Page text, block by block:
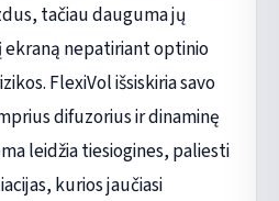
tačiau dauguma jų
ekraną nepatiriant optinio
FlexiVol išsiskiria savo
difuzorius ir dinaminę
leidžia tiesiogines, paliesti
kurios jaučiasi